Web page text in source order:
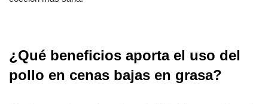
¿Qué beneficios aporta el uso del
pollo en cenas bajas en grasa?